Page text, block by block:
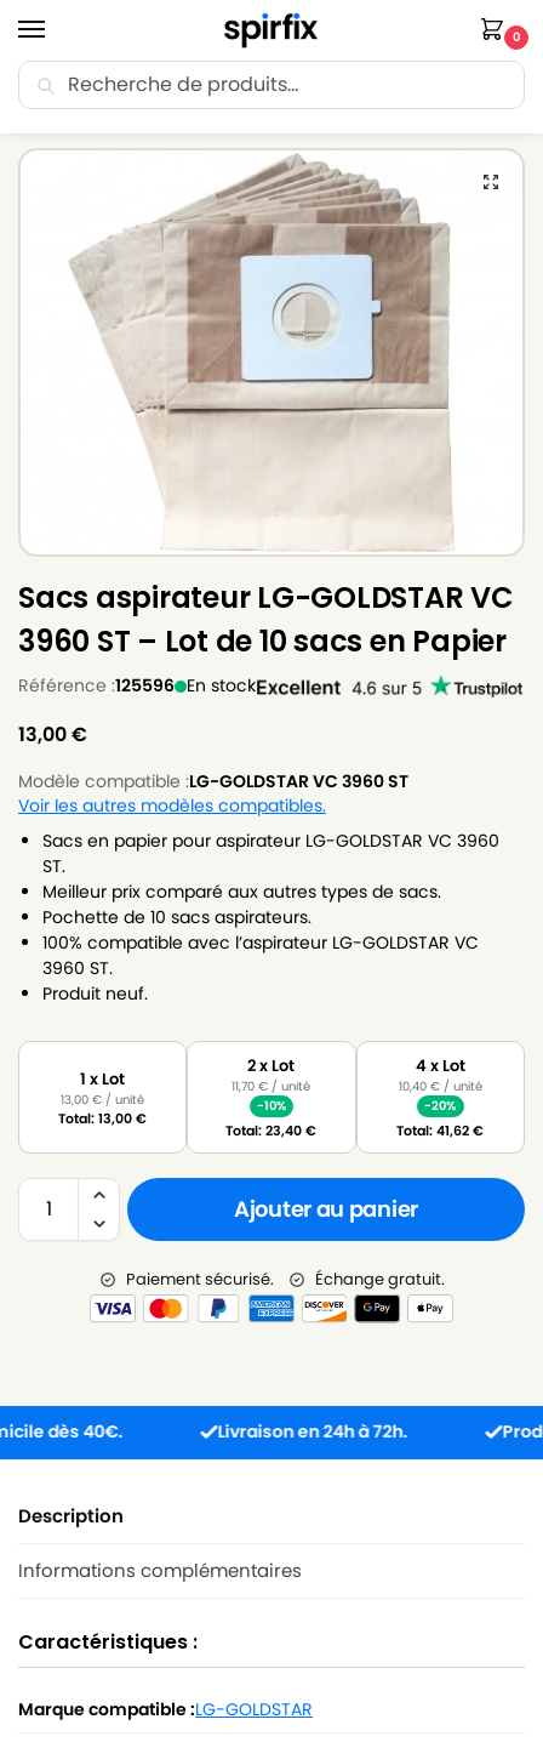
0
🚚 Livraison Point Relais offerte dès 30€ d’achat.
Sacs aspirateur LG-GOLDSTAR VC
3960 ST – Lot de 10 sacs en Papier
Référence :125596 En stock
13,00€
Modèle compatible :LG-GOLDSTAR VC 3960 ST
Voir les autres modèles compatibles.
Sacs en papier pour aspirateur LG-GOLDSTAR VC 3960
ST.
Meilleur prix comparé aux autres types de sacs.
Pochette de 10 sacs aspirateurs.
100% compatible avec l’aspirateur LG-GOLDSTAR VC
3960 ST.
Produit neuf.
1 x Lot
13,00€ / unité
Total:13,00€
2 x Lot
11,70€ / unité
-10%
Total:23,40€
4 x Lot
10,40 €/ unité
-20%
Total:41,62€
Ajouter au panier
Paiement sécurisé. Échange gratuit.
40€. Livraison en 24h à 72h. Produit
Description
Informations complémentaires
Caractéristiques :
Marque compatible :LG-GOLDSTAR